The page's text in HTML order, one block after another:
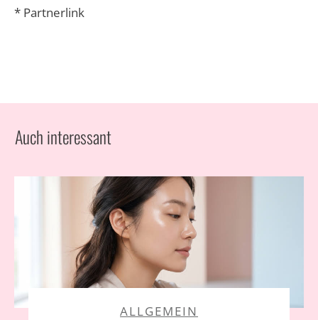
* Partnerlink
Auch interessant
ALLGEMEIN